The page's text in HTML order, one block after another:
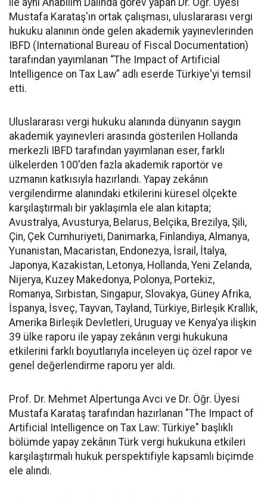
ile aynı Anabilim Dalında görev yapan Dr. Öğr. Üyesi
Mustafa Karataş'ın ortak çalışması, uluslararası vergi
hukuku alanının önde gelen akademik yayınevlerinden
IBFD (International Bureau of Fiscal Documentation)
tarafından yayımlanan “The Impact of Artificial
Intelligence on Tax Law” adlı eserde Türkiye'yi temsil
etti.
Uluslararası vergi hukuku alanında dünyanın saygın
akademik yayınevleri arasında gösterilen Hollanda
merkezli IBFD tarafından yayımlanan eser, farklı
ülkelerden 100'den fazla akademik raportör ve
uzmanın katkısıyla hazırlandı. Yapay zekânın
vergilendirme alanındaki etkilerini küresel ölçekte
karşılaştırmalı bir yaklaşımla ele alan kitapta;
Avustralya, Avusturya, Belarus, Belçika, Brezilya, Şili,
Çin, Çek Cumhuriyeti, Danimarka, Finlandiya, Almanya,
Yunanistan, Macaristan, Endonezya, İsrail, İtalya,
Japonya, Kazakistan, Letonya, Hollanda, Yeni Zelanda,
Nijerya, Kuzey Makedonya, Polonya, Portekiz,
Romanya, Sırbistan, Singapur, Slovakya, Güney Afrika,
İspanya, İsveç, Tayvan, Tayland, Türkiye, Birleşik Krallık,
Amerika Birleşik Devletleri, Uruguay ve Kenya'ya ilişkin
39 ülke raporu ile yapay zekânın vergi hukukuna
etkilerini farklı boyutlarıyla inceleyen üç özel rapor ve
genel değerlendirme raporu yer aldı.
Prof. Dr. Mehmet Alpertunga Avci ve Dr. Öğr. Üyesi
Mustafa Karataş tarafından hazırlanan "The Impact of
Artificial Intelligence on Tax Law: Türkiye" başlıklı
bölümde yapay zekânın Türk vergi hukukuna etkileri
karşılaştırmalı hukuk perspektifiyle kapsamlı biçimde
ele alındı.